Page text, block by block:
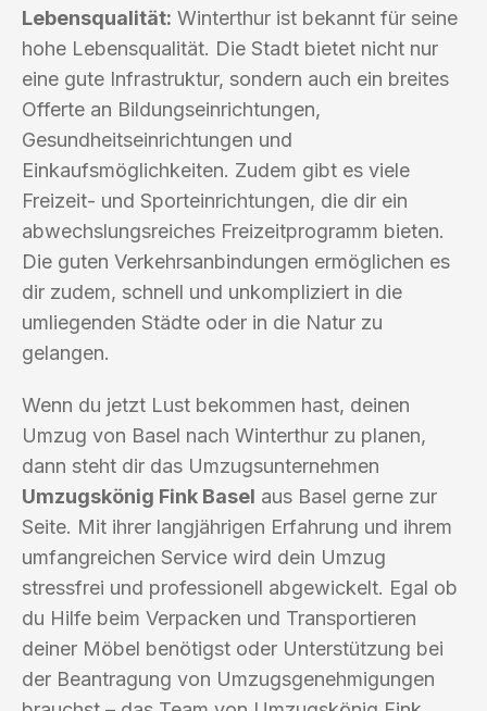
Lebensqualität: Winterthur ist bekannt für seine
hohe Lebensqualität. Die Stadt bietet nicht nur
eine gute Infrastruktur, sondern auch ein breites
Offerte an Bildungseinrichtungen,
Gesundheitseinrichtungen und
Einkaufsmöglichkeiten. Zudem gibt es viele
Freizeit- und Sporteinrichtungen, die dir ein
abwechslungsreiches Freizeitprogramm bieten.
Die guten Verkehrsanbindungen ermöglichen es
dir zudem, schnell und unkompliziert in die
umliegenden Städte oder in die Natur zu
gelangen.
Wenn du jetzt Lust bekommen hast, deinen
Umzug von Basel nach Winterthur zu planen,
dann steht dir das Umzugsunternehmen
Umzugskönig Fink Basel aus Basel gerne zur
Seite. Mit ihrer langjährigen Erfahrung und ihrem
umfangreichen Service wird dein Umzug
stressfrei und professionell abgewickelt. Egal ob
du Hilfe beim Verpacken und Transportieren
deiner Möbel benötigst oder Unterstützung bei
der Beantragung von Umzugsgenehmigungen